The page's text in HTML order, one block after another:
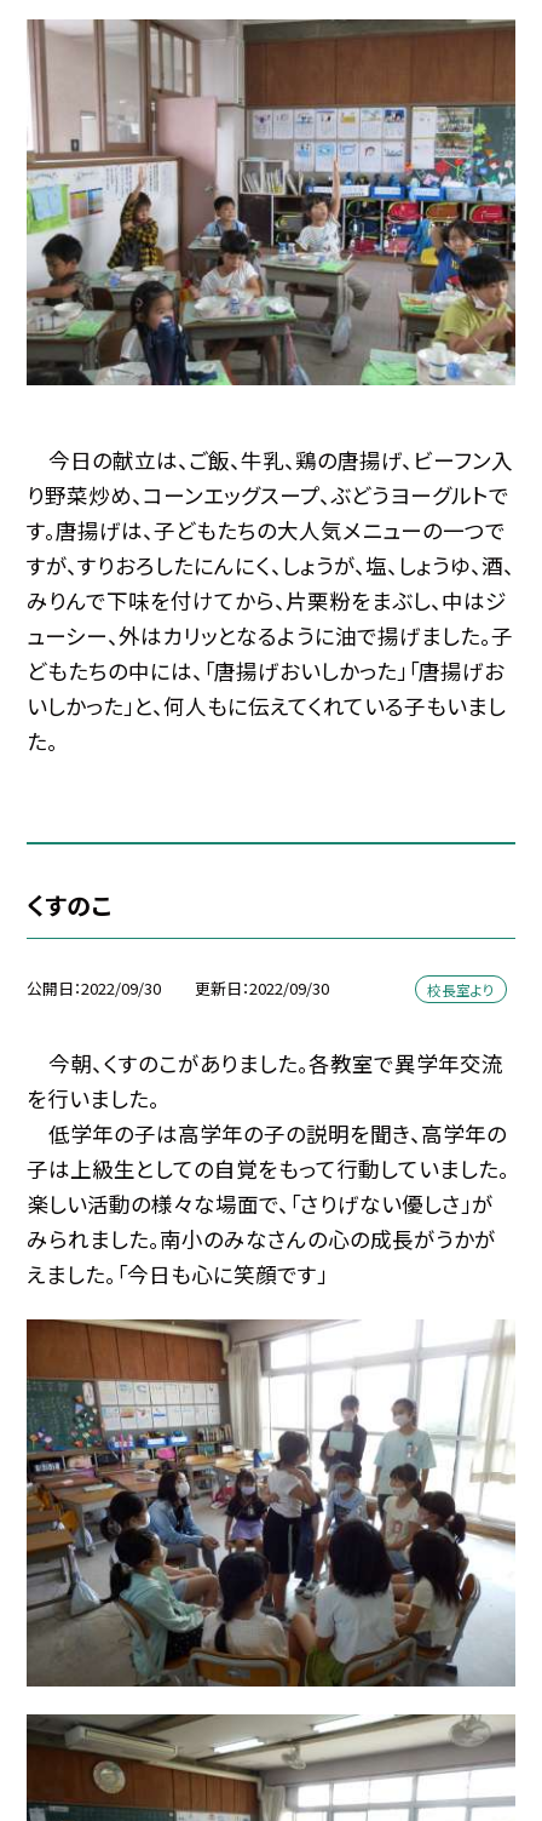
今日の献立は、ご飯、牛乳、鶏の唐揚げ、ビーフン入
り野菜炒め、コーンエッグスープ、ぶどうヨーグルトで
す。唐揚げは、子どもたちの大人気メニューの一つで
すが、すりおろしたにんにく、しょうが、塩、しょうゆ、酒、
みりんで下味を付けてから、片栗粉をまぶし、中はジ
ューシー、外はカリッとなるように油で揚げました。子
どもたちの中には、「唐揚げおいしかった」「唐揚げお
いしかった」と、何人もに伝えてくれている子もいまし
た。
くすのこ
公開日 2022/09/30 更新日 2022/09/30 校長室より
今朝、くすのこがありました。各教室で異学年交流
を行いました。
低学年の子は高学年の子の説明を聞き、高学年の
子は上級生としての自覚をもって行動していました。
楽しい活動の様々な場面で、「さりげない優しさ」が
みられました。南小のみなさんの心の成長がうかが
えました。「今日も心に笑顔です」